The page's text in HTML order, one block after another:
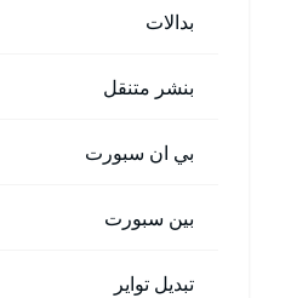
بدالات
بنشر متنقل
بي ان سبورت
بين سبورت
تبديل تواير